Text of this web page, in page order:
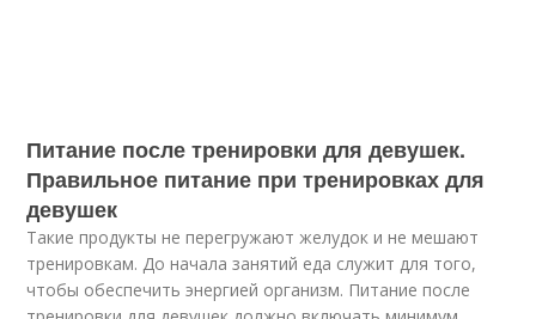
Питание после тренировки для девушек.
Правильное питание при тренировках для
девушек
Такие продукты не перегружают желудок и не мешают
тренировкам. До начала занятий еда служит для того,
чтобы обеспечить энергией организм. Питание после